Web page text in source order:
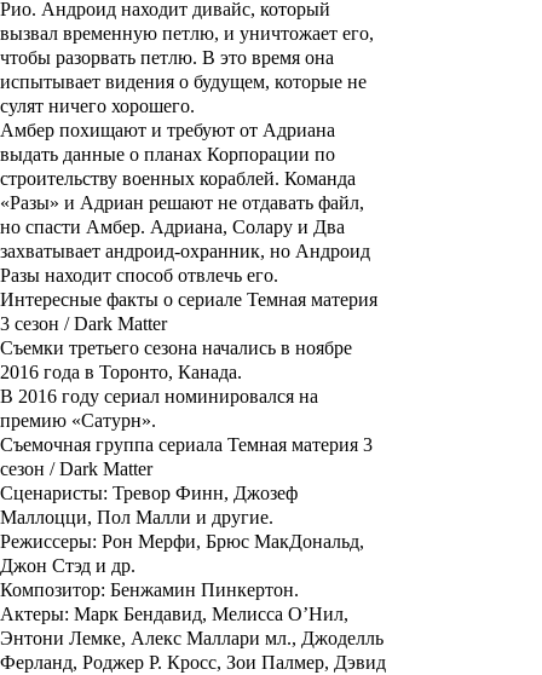
Рио. Андроид находит дивайс, который
вызвал временную петлю, и уничтожает его,
чтобы разорвать петлю. В это время она
испытывает видения о будущем, которые не
сулят ничего хорошего.
Амбер похищают и требуют от Адриана
выдать данные о планах Корпорации по
строительству военных кораблей. Команда
«Разы» и Адриан решают не отдавать файл,
но спасти Амбер. Адриана, Солару и Два
захватывает андроид-охранник, но Андроид
Разы находит способ отвлечь его.
Интересные факты о сериале Темная материя
3 сезон / Dark Matter
Съемки третьего сезона начались в ноябре
2016 года в Торонто, Канада.
В 2016 году сериал номинировался на
премию «Сатурн».
Съемочная группа сериала Темная материя 3
сезон / Dark Matter
Cценаристы: Тревор Финн, Джозеф
Маллоцци, Пол Малли и другие.
Режиссеры: Рон Мерфи, Брюс МакДональд,
Джон Стэд и др.
Композитор: Бенжамин Пинкертон.
Актеры: Марк Бендавид, Мелисса О’Нил,
Энтони Лемке, Алекс Маллари мл., Джоделль
Ферланд, Роджер Р. Кросс, Зои Палмер, Дэвид